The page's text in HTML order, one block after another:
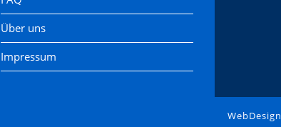
Über uns
Impressum
WebDesign